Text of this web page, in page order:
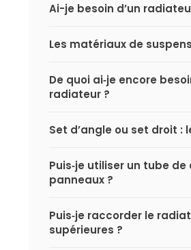
Ai-je besoin d’un
Les matériaux de
De quoi ai‑je encore
radiateur ?
Set d’angle ou set droit :
Puis‑je utiliser un tube
panneaux ?
Puis‑je raccorder le
supérieures ?